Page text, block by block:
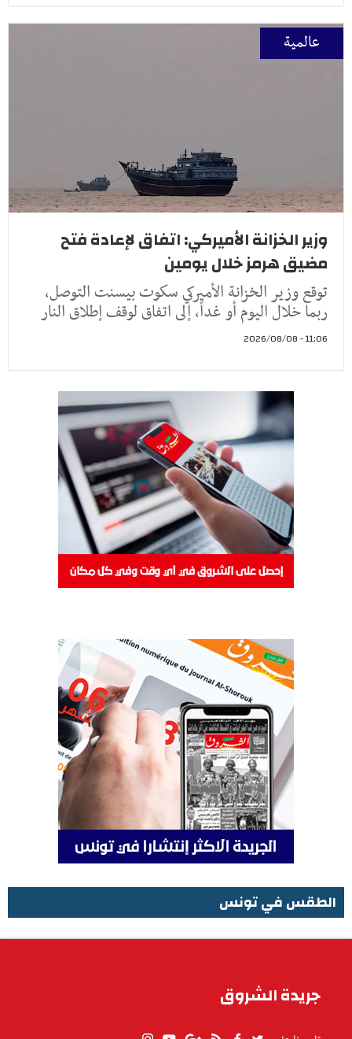
عالمية
وزير الخزانة الأميركي: اتفاق لإعادة فتح
مضيق هرمز خلال يومين
توقع وزير الخزانة الأميركي سكوت بيسنت التوصل،
ربما خلال اليوم أو غداً، إلى اتفاق لوقف إطلاق النار
11:06 - 2026/08/08
الطقس في تونس
جريدة الشروق